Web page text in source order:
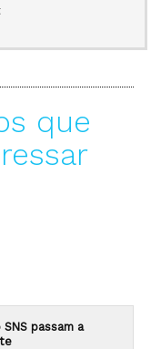
que
passam a